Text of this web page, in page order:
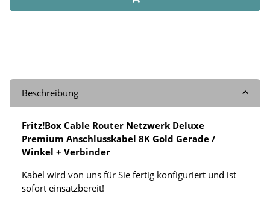
Beschreibung
Fritz!Box Cable Router Netzwerk Deluxe
Premium Anschlusskabel 8K Gold Gerade /
Winkel + Verbinder
Kabel wird von uns für Sie fertig konfiguriert und ist
sofort einsatzbereit!